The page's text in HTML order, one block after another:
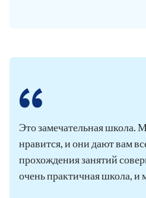
Это замечательная школа.
нравится, и они дают вам
прохождения занятий
очень практичная школа, и